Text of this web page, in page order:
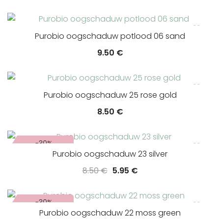
Purobio oogschaduw potlood 06 sand
9.50 €
Purobio oogschaduw 25 rose gold
8.50 €
-30%
Purobio oogschaduw 23 silver
8.50€ Oorspronkelijke
was:
8.50 €.
5.95 €Huidige
is:
5.95 €.
-30%
Purobio oogschaduw 22 moss green